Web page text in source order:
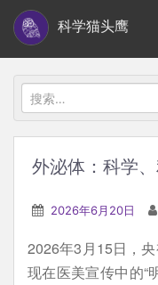
i
科学猫头鹰
搜
索：
外泌体：科学
2026年6月20日
2026年3月15日，
现在医美宣传中的